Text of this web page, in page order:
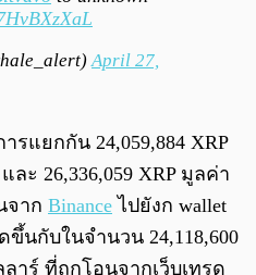
April 27,
รแยกกัน 24,059,884 XRP
ละ 26,336,059 XRP มูลค่า
จาก Binance ไปยังก wallet
นกับในจำนวน 24,118,600
ลาร์ ที่ถูกโอนจากเว็บเทรด